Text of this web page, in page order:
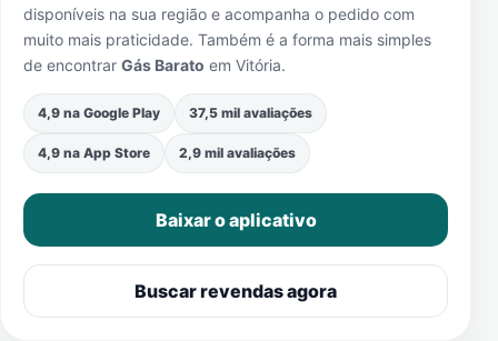
disponíveis na sua região e acompanha o pedido com
muito mais praticidade. Também é a forma mais simples
de encontrar Gás Barato em Vitória.
4,9 na Google Play 37,5 mil avaliações
4,9 na App Store 2,9 mil avaliações
Baixar o aplicativo
Buscar revendas agora